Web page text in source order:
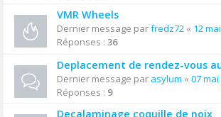
VMR Wheels
Dernier message parfredz72 « 12
Réponses : 36
Deplacement de rendez-vous
Dernier message par asylum « 07 mai
Réponses : 9
Decalaminage coquille de noix